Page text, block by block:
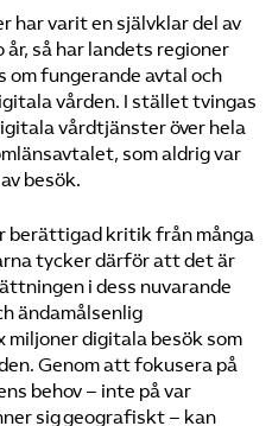
varit en självklar del av
så har landets regioner
fungerande avtal och
vården. I stället tvingas
vårdtjänster över hela
som aldrig var
besök.
berättigad kritik från många
tycker därför att det är
i dess nuvarande
ändamålsenlig
digitala besök som
Genom att fokusera på
behov – inte på var
sig geografiskt – kan